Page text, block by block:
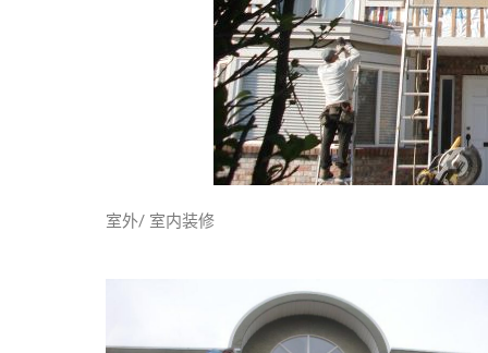
室外/ 室内装修